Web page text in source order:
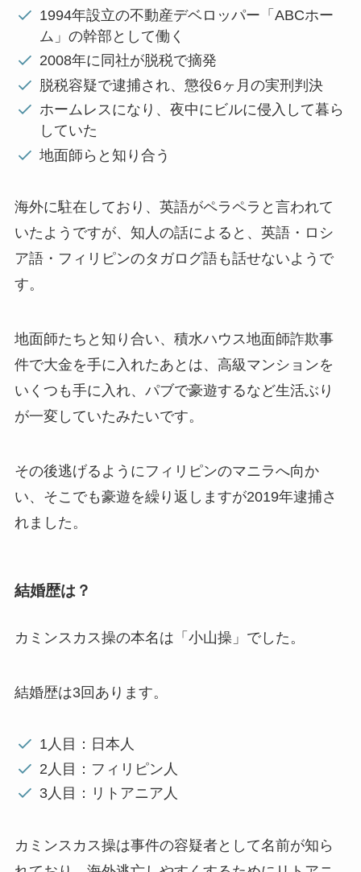
1994年設立の不動産デベロッパー「ABCホー
ム」の幹部として働く
2008年に同社が脱税で摘発
脱税容疑で逮捕され、懲役6ヶ月の実刑判決
ホームレスになり、夜中にビルに侵入して暮ら
していた
地面師らと知り合う
海外に駐在しており、英語がペラペラと言われて
いたようですが、知人の話によると、英語・ロシ
ア語・フィリピンのタガログ語も話せないようで
す。
地面師たちと知り合い、積水ハウス地面師詐欺事
件で大金を手に入れたあとは、高級マンションを
いくつも手に入れ、パブで豪遊するなど生活ぶり
が一変していたみたいです。
その後逃げるようにフィリピンのマニラへ向か
い、そこでも豪遊を繰り返しますが2019年逮捕さ
れました。
結婚歴は？
カミンスカス操の本名は「小山操」でした。
結婚歴は3回あります。
1人目：日本人
2人目：フィリピン人
3人目：リトアニア人
カミンスカス操は事件の容疑者として名前が知ら